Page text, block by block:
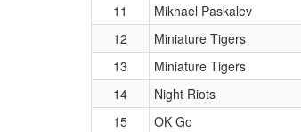
11
Mikhael Paskalev
12
Miniature Tigers
13
Miniature Tigers
14
Night Riots
15
OK Go